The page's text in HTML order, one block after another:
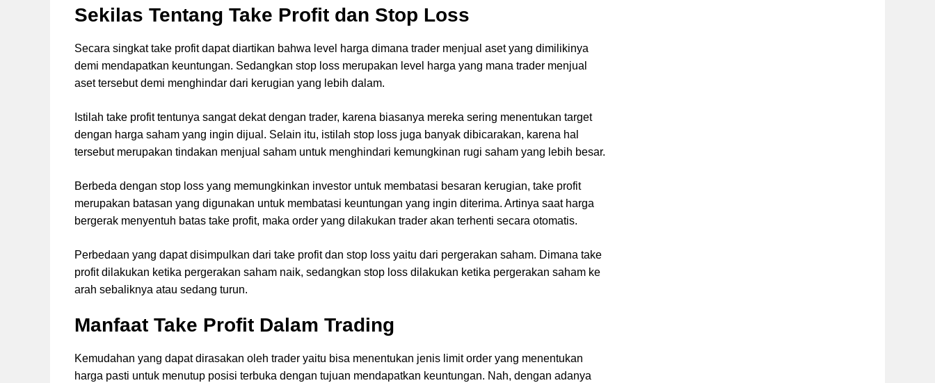
Sekilas Tentang Take Profit dan Stop Loss
Secara singkat take profit dapat diartikan bahwa level harga dimana trader menjual aset yang dimilikinya
demi mendapatkan keuntungan. Sedangkan stop loss merupakan level harga yang mana trader menjual
aset tersebut demi menghindar dari kerugian yang lebih dalam.
Istilah take profit tentunya sangat dekat dengan trader, karena biasanya mereka sering menentukan target
dengan harga saham yang ingin dijual. Selain itu, istilah stop loss juga banyak dibicarakan, karena hal
tersebut merupakan tindakan menjual saham untuk menghindari kemungkinan rugi saham yang lebih besar.
Berbeda dengan stop loss yang memungkinkan investor untuk membatasi besaran kerugian, take profit
merupakan batasan yang digunakan untuk membatasi keuntungan yang ingin diterima. Artinya saat harga
bergerak menyentuh batas take profit, maka order yang dilakukan trader akan terhenti secara otomatis.
Perbedaan yang dapat disimpulkan dari take profit dan stop loss yaitu dari pergerakan saham. Dimana take
profit dilakukan ketika pergerakan saham naik, sedangkan stop loss dilakukan ketika pergerakan saham ke
arah sebaliknya atau sedang turun.
Manfaat Take Profit Dalam Trading
Kemudahan yang dapat dirasakan oleh trader yaitu bisa menentukan jenis limit order yang menentukan
harga pasti untuk menutup posisi terbuka dengan tujuan mendapatkan keuntungan. Nah, dengan adanya